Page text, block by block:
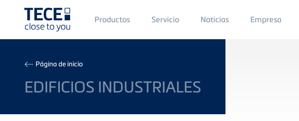
Main
Menü
1
Productos Servicio Noticias Main
Menu
Empresa
Breadcrumb
Página de inicio
EDIFICIOS INDUSTRIALES